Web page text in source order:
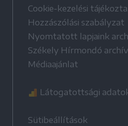
Cookie-kezelési
Hozzászólási szabályzat
Nyomtatott lapjaink
Székely Hírmondó
Médiaajánlat
Látogatottsági
Sütibeállítások